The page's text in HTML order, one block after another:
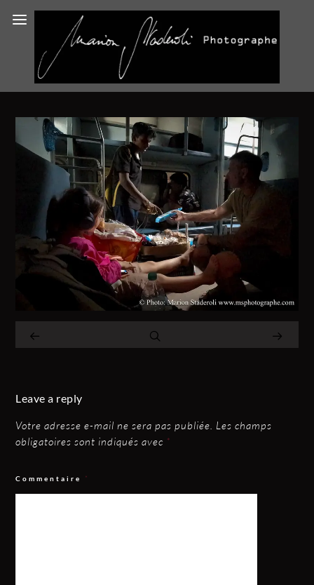
Leave a reply
Votre adresse e-mail ne sera pas publiée. Les champs
obligatoires sont indiqués avec *
Commentaire *